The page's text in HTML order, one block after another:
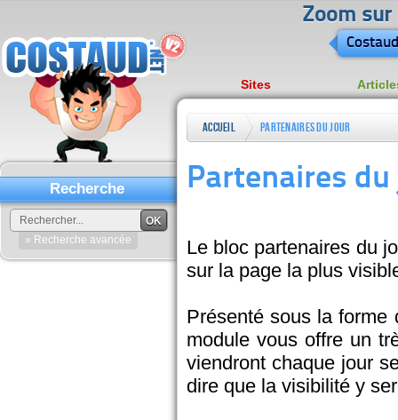
Zoom sur
Sites
Accueil Partenaires du jour
Partenaires du
Le bloc partenaires du
sur la page la plus
Présenté sous la
module vous offre un
viendront chaque jour
dire que la visibilité y
Recherche
OK
» Recherche avancée